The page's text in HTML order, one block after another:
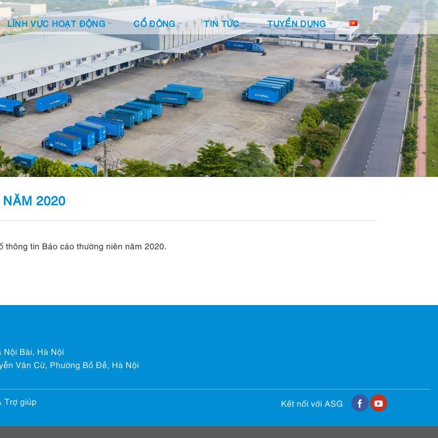
LĨNH VỰC HOẠT ĐỘNG CỔ ĐÔNG TIN TỨC TUYỂN DỤNG
2020
tin Báo cáo thường niên năm 2020.
Nội Bài, Hà Nội
Văn Cừ, Phường Bồ Đề, Hà Nội
Trợ giúp Kết nối với ASG